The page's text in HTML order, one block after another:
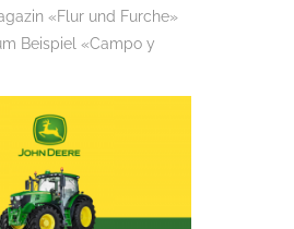
«Flur und Furche»
Beispiel «Campo y